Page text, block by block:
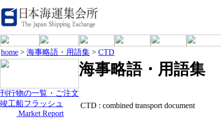
home > 海事略語・用語集 > CTD
刊行物の一覧・ご注文
竣工船フラッシュ
Market Report
海事略語・用語集
CTD : combined transport document